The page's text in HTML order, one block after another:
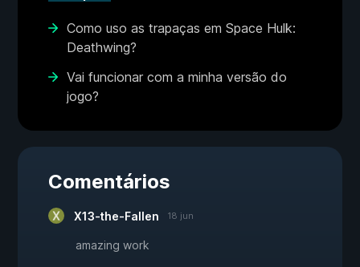
Como uso as trapaças em Space Hulk:
Deathwing?
Vai funcionar com a minha versão do
jogo?
Comentários
X13-the-Fallen 18 jun
amazing work